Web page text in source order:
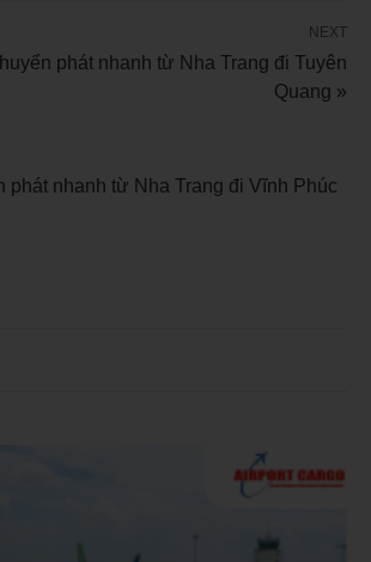
NEXT
phát nhanh từ Nha Trang đi Tuyên
Quang »
phát nhanh từ Nha Trang đi Vĩnh Phúc